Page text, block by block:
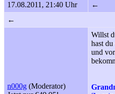
17.08.2011, 21:40 Uhr
←
←
n000g (Moderator)
Willst
hast
und